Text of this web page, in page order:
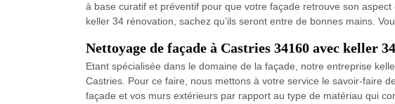
à base curatif et préventif pour que votre façade retrouve son
keller 34 rénovation, sachez qu’ils seront entre de bonnes mains.
Nettoyage de façade à Castries 34160 avec keller
Etant spécialisée dans le domaine de la façade, notre entreprise
Castries. Pour ce faire, nous mettons à votre service le savoir-faire
façade et vos murs extérieurs par rapport au type de matériau qui